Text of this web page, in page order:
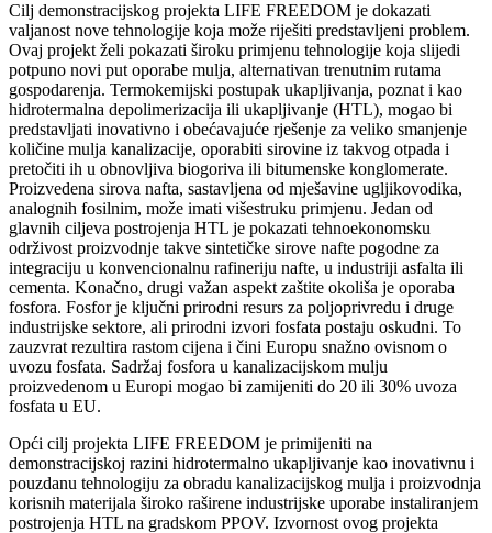
Cilj demonstracijskog projekta LIFE FREEDOM je dokazati
valjanost nove tehnologije koja može riješiti predstavljeni problem.
Ovaj projekt želi pokazati široku primjenu tehnologije koja slijedi
potpuno novi put oporabe mulja, alternativan trenutnim rutama
gospodarenja. Termokemijski postupak ukapljivanja, poznat i kao
hidrotermalna depolimerizacija ili ukapljivanje (HTL), mogao bi
predstavljati inovativno i obećavajuće rješenje za veliko smanjenje
količine mulja kanalizacije, oporabiti sirovine iz takvog otpada i
pretočiti ih u obnovljiva biogoriva ili bitumenske konglomerate.
Proizvedena sirova nafta, sastavljena od mješavine ugljikovodika,
analognih fosilnim, može imati višestruku primjenu. Jedan od
glavnih ciljeva postrojenja HTL je pokazati tehnoekonomsku
održivost proizvodnje takve sintetičke sirove nafte pogodne za
integraciju u konvencionalnu rafineriju nafte, u industriji asfalta ili
cementa. Konačno, drugi važan aspekt zaštite okoliša je oporaba
fosfora. Fosfor je ključni prirodni resurs za poljoprivredu i druge
industrijske sektore, ali prirodni izvori fosfata postaju oskudni. To
zauzvrat rezultira rastom cijena i čini Europu snažno ovisnom o
uvozu fosfata. Sadržaj fosfora u kanalizacijskom mulju
proizvedenom u Europi mogao bi zamijeniti do 20 ili 30% uvoza
fosfata u EU.
Opći cilj projekta LIFE FREEDOM je primijeniti na
demonstracijskoj razini hidrotermalno ukapljivanje kao inovativnu i
pouzdanu tehnologiju za obradu kanalizacijskog mulja i proizvodnja
korisnih materijala široko raširene industrijske uporabe instaliranjem
postrojenja HTL na gradskom PPOV. Izvornost ovog projekta